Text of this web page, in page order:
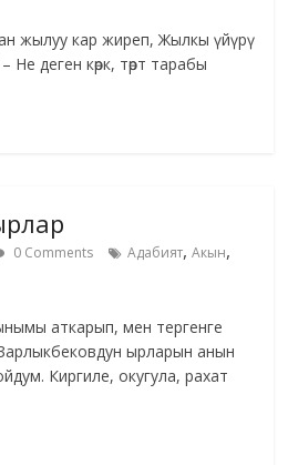
жылуу кар жиреп, Жылкы үйүрү
деген көрк, төрт тарабы
0 Comments Адабият,Акын,
аткарып, мен тергенге
ырларын анын
Киргиле, окугула, рахат